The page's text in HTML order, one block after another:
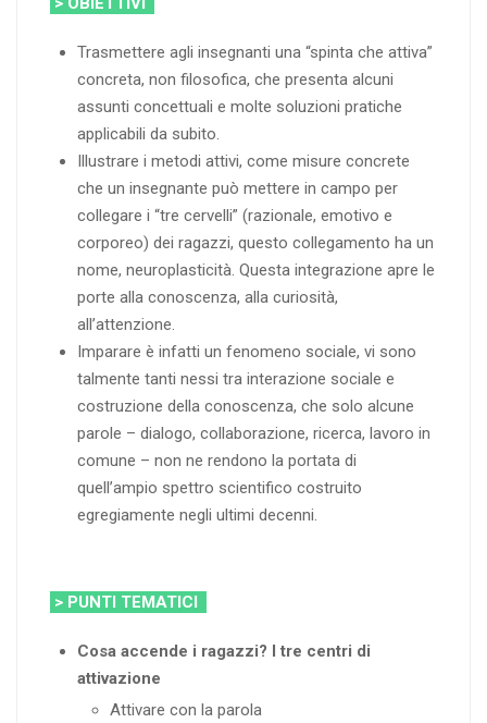
Trasmettere agli insegnanti una “spinta che attiva”
concreta, non filosofica, che presenta alcuni
assunti concettuali e molte soluzioni pratiche
applicabili da subito.
Illustrare i metodi attivi, come misure concrete
che un insegnante può mettere in campo per
collegare i “tre cervelli” (razionale, emotivo e
corporeo) dei ragazzi, questo collegamento ha un
nome, neuroplasticità. Questa integrazione apre le
porte alla conoscenza, alla curiosità,
all’attenzione.
Imparare è infatti un fenomeno sociale, vi sono
talmente tanti nessi tra interazione sociale e
costruzione della conoscenza, che solo alcune
parole – dialogo, collaborazione, ricerca, lavoro in
comune – non ne rendono la portata di
quell’ampio spettro scientifico costruito
egregiamente negli ultimi decenni.
> PUNTI TEMATICI
Cosa accende i ragazzi? I tre centri di
attivazione
Attivare con la parola